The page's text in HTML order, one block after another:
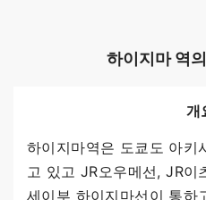
하이지마 역
개
하이지마역은 도쿄도 아키
고 있고 JR오우메선, JR이
세이부 하이지마선이 통하